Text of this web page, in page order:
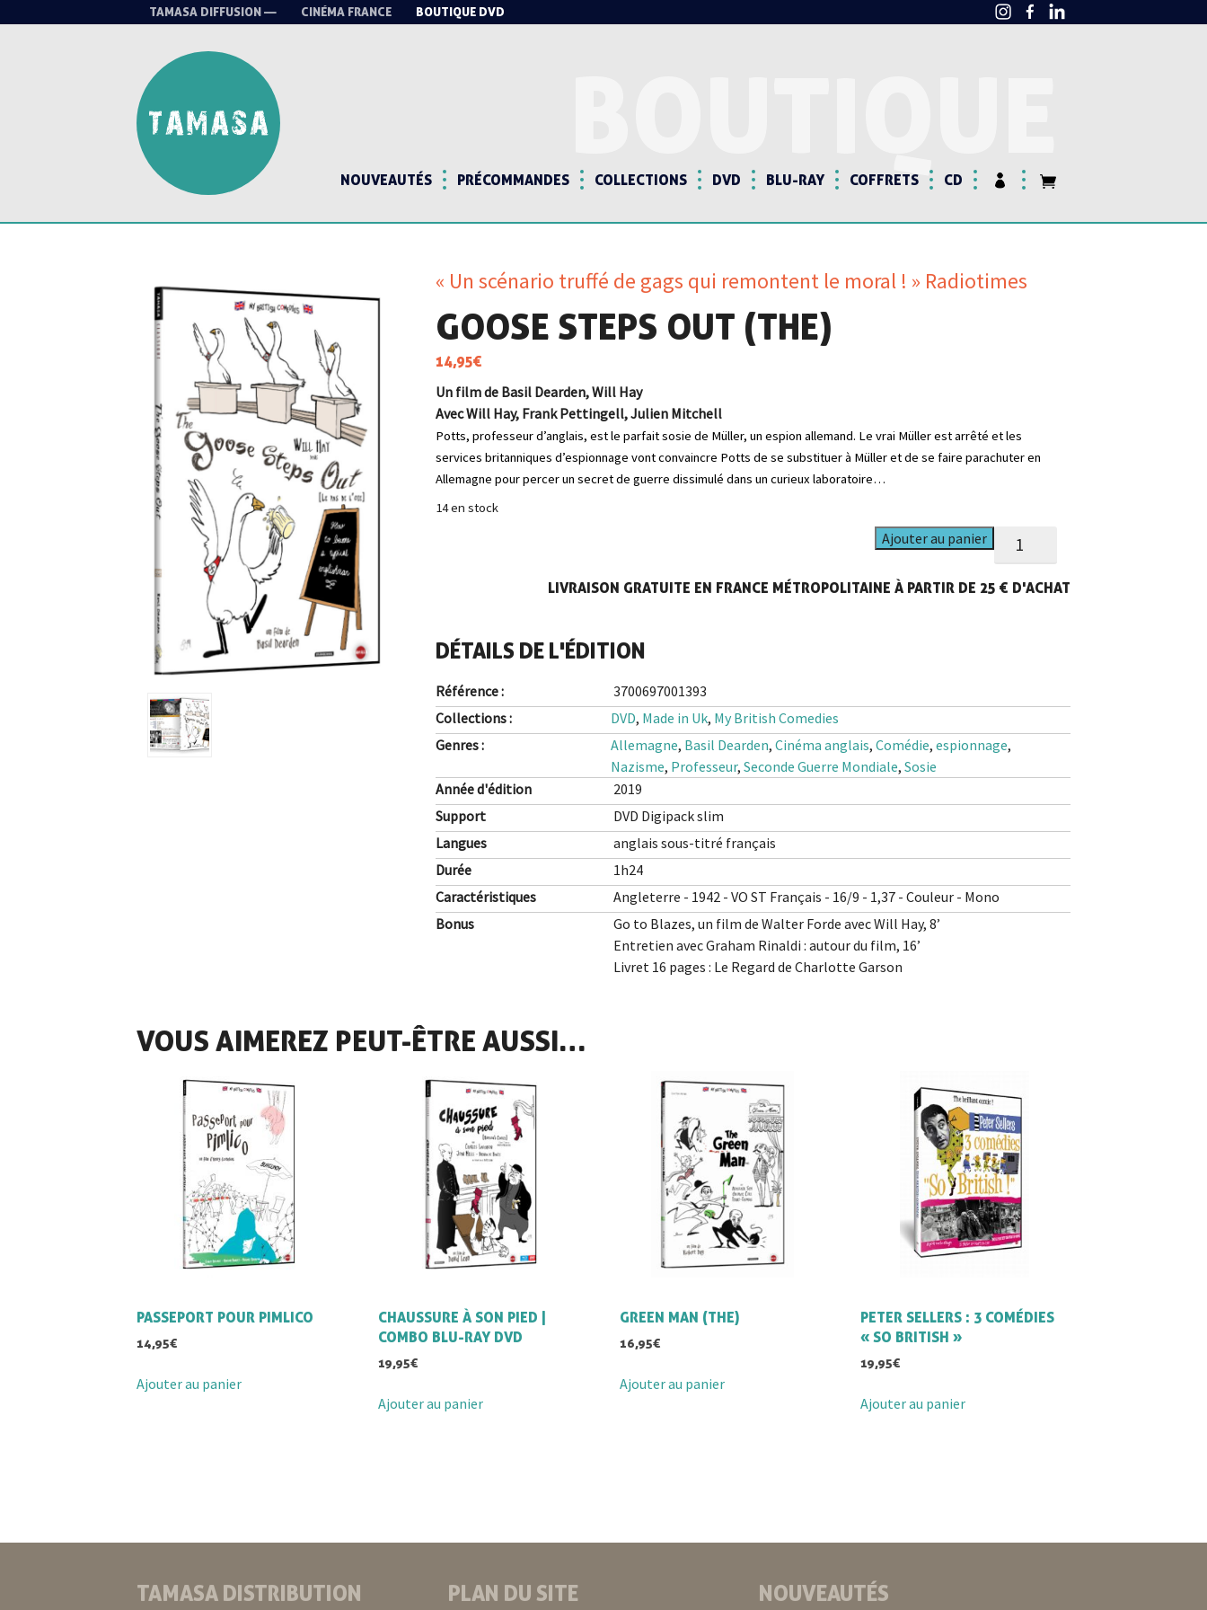
TAMASA DIFFUSION — CINÉMA FRANCE BOUTIQUE DVD
NOUVEAUTÉS PRÉCOMMANDES COLLECTIONS DVD BLU-RAY COFFRETS CD
« Un scénario truffé de gags qui remontent le moral ! » Radiotimes
GOOSE STEPS OUT (THE)
14,95€
Un film de Basil Dearden, Will Hay
Avec Will Hay, Frank Pettingell, Julien Mitchell
Potts, professeur d’anglais, est le parfait sosie de Müller, un espion allemand. Le vrai Müller est arrêté et les
services britanniques d’espionnage vont convaincre Potts de se substituer à Müller et de se faire parachuter en
Allemagne pour percer un secretde guerre dissimulé dans un curieux laboratoire…
14 en stock
quantité
Goose
Ajouter au panier
LIVRAISON GRATUITE EN FRANCE MÉTROPOLITAINE À PARTIR DE 25 € D'ACHAT
DÉTAILS DE L'ÉDITION
Référence :
3700697001393
Collections :
DVD, Made in Uk, My British Comedies
Genres :
Allemagne, Basil Dearden, Cinéma anglais, Comédie, espionnage,
Nazisme, Professeur, Seconde Guerre Mondiale, Sosie
Année d'édition
2019
Support
DVD Digipack slim
Langues
anglais sous-titré français
Durée
1h24
Caractéristiques
Angleterre - 1942 - VO ST Français - 16/9 - 1,37 - Couleur - Mono
Bonus
Go to Blazes, un film de Walter Forde avec Will Hay, 8’
Entretien avec Graham Rinaldi : autour du film, 16’
Livret 16 pages : Le Regard de Charlotte Garson
VOUS AIMEREZ PEUT-ÊTRE AUSSI…
PASSEPORT POUR PIMLICO
14,95€
Ajouter au panier
CHAUSSURE À SON PIED |
COMBO BLU-RAY DVD
19,95€
Ajouter au panier
GREEN MAN (THE)
16,95€
Ajouter au panier
PETER SELLERS : 3 COMÉDIES
« SO BRITISH »
19,95€
Ajouter au panier
TAMASA DISTRIBUTION PLAN DU SITE NOUVEAUTÉS